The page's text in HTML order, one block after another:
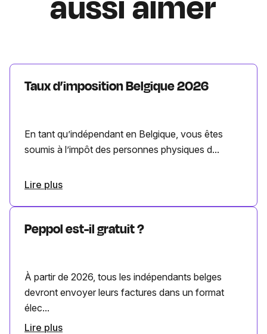
Taux d’imposition Belgique 2026
En tant qu’indépendant en Belgique, vous êtes
soumis à l’impôt des personnes physiques d...
Lire plus
Peppol est-il gratuit ?
À partir de 2026, tous les indépendants belges
devront envoyer leurs factures dans un format
élec...
Lire plus